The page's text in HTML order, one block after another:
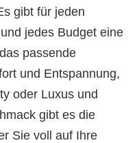
gibt für jeden
jedes Budget eine
passende
und Entspannung,
oder Luxus und
gibt es die
Sie voll auf Ihre